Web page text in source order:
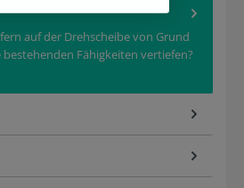
auf der Drehscheibe von Grund
Fähigkeiten vertiefen?